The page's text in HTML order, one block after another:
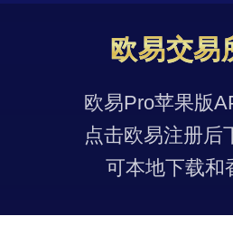
欧易交易
欧易Pro苹果版
点击欧易注册后
可本地下载和